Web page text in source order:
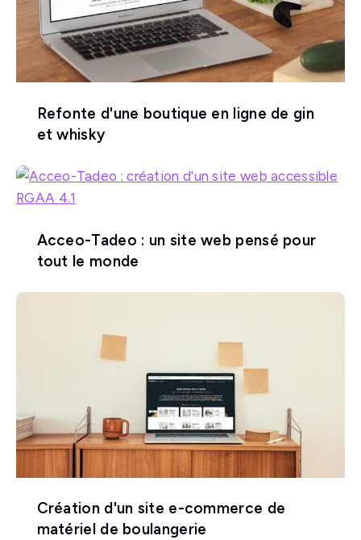
Refonte d'une boutique en ligne de gin
et whisky
Acceo-Tadeo : un site web pensé pour
tout le monde
Création d'un site e-commerce de
matériel de boulangerie